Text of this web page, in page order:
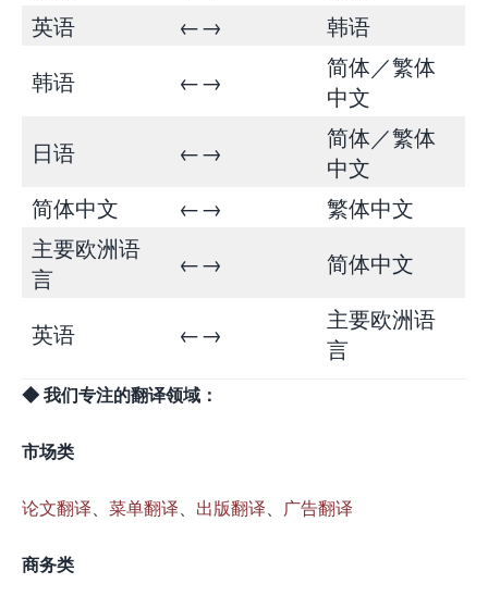
英语
←→ 韩语
韩语 ←→
简体／繁体
中文
日语 ←→
简体／繁体
中文
简体中文
←→
繁体中文
主要欧洲语
言
←→ 简体中文
英语 ←→
主要欧洲语
言
◆ 我们专注的翻译领域：
市场类
论文翻译 菜单翻译 出版翻译 广告翻译
商务类